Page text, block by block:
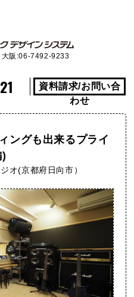
阪:06-7492-9233
資料請求/お問い合
わせ
ングも出来るプライ
オ(京都府日向市）